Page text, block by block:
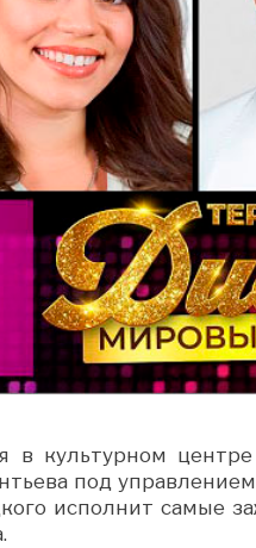
в культурном
под
исполнит самые